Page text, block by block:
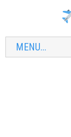
MENU...